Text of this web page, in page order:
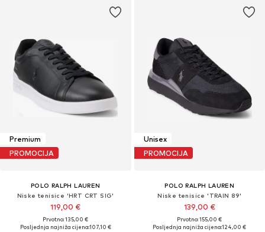
Premium
PROMOCIJA
POLO RALPH LAUREN
Niske tenisice 'HRT CRT SIG'
119,00 €
Prvotno: 135,00 €
Posljednja najniža cijena:107,10 €
Unisex
PROMOCIJA
POLO RALPH LAUREN
Niske tenisice 'TRAIN 89'
139,00 €
Prvotno: 155,00 €
Posljednja najniža cijena:124,00 €